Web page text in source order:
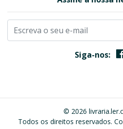
Siga-nos:
© 2026
Todos os direitos reservados.